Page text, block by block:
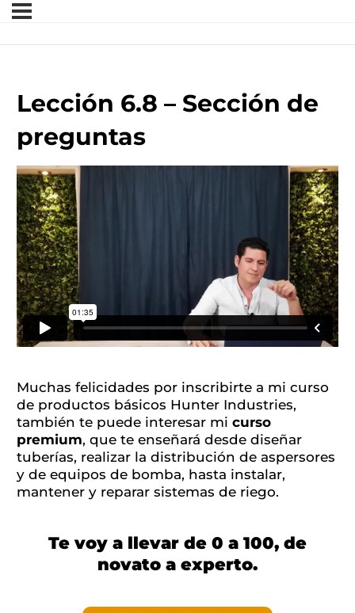
Lección 6.8 – Sección de
preguntas
Muchas felicidades por inscribirte a mi curso
de productos básicos Hunter Industries,
también te puede interesar mi curso
premium, que te enseñará desde diseñar
tuberías, realizar la distribución de aspersores
y de equipos de bomba, hasta instalar,
mantener y reparar sistemas de riego.
Te voy a llevar de 0 a 100, de
novato a experto.